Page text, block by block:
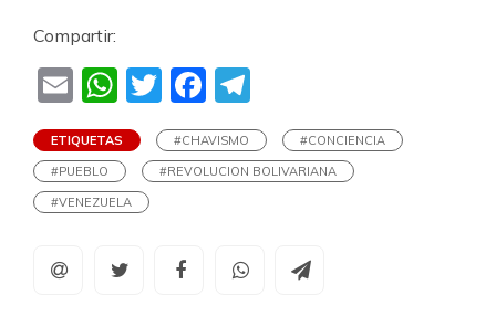
Compartir:
EmailWhatsApp
TwitterFacebook
ETIQUETAS #CHAVISMO
#CONCIENCIA
#PUEBLO
#REVOLUCION BOLIVARIANA
#VENEZUELA